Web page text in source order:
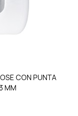
CON PUNTA
MM